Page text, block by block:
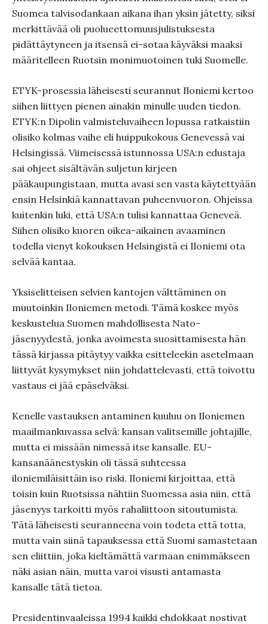
Suomea talvisodankaan aikana ihan yksin jätetty, siksi
merkittävää oli puolueettomuusjulistuksesta
pidättäytyneen ja itsensä ei-sotaa käyväksi maaksi
määritelleen Ruotsin monimuotoinen tuki Suomelle.
ETYK-prosessia läheisesti seurannut Iloniemi kertoo
siihen liittyen pienen ainakin minulle uuden tiedon.
ETYK:n Dipolin valmisteluvaiheen lopussa ratkaistiin
olisiko kolmas vaihe eli huippukokous Genevessä vai
Helsingissä. Viimeisessä istunnossa USA:n edustaja
sai ohjeet sisältävän suljetun kirjeen
pääkaupungistaan, mutta avasi sen vasta käytettyään
ensin Helsinkiä kannattavan puheenvuoron. Ohjeissa
kuitenkin luki, että USA:n tulisi kannattaa Geneveä.
Siihen olisiko kuoren oikea-aikainen avaaminen
todella vienyt kokouksen Helsingistä ei Iloniemi ota
selvää kantaa.
Yksiselitteisen selvien kantojen välttäminen on
muutoinkin Iloniemen metodi. Tämä koskee myös
keskustelua Suomen mahdollisesta Nato-
jäsenyydestä, jonka avoimesta suosittamisesta hän
tässä kirjassa pitäytyy vaikka esitteleekin asetelmaan
liittyvät kysymykset niin johdattelevasti, että toivottu
vastaus ei jää epäselväksi.
Kenelle vastauksen antaminen kuuluu on Iloniemen
maailmankuvassa selvä: kansan valitsemille johtajille,
mutta ei missään nimessä itse kansalle. EU-
kansanäänestyskin oli tässä suhteessa
iloniemiläisittäin iso riski. Iloniemi kirjoittaa, että
toisin kuin Ruotsissa nähtiin Suomessa asia niin, että
jäsenyys tarkoitti myös rahaliittoon sitoutumista.
Tätä läheisesti seuranneena voin todeta että totta,
mutta vain siinä tapauksessa että Suomi samastetaan
sen eliittiin, joka kieltämättä varmaan enimmäkseen
näki asian näin, mutta varoi visusti antamasta
kansalle tätä tietoa.
Presidentinvaaleissa 1994 kaikki ehdokkaat nostivat